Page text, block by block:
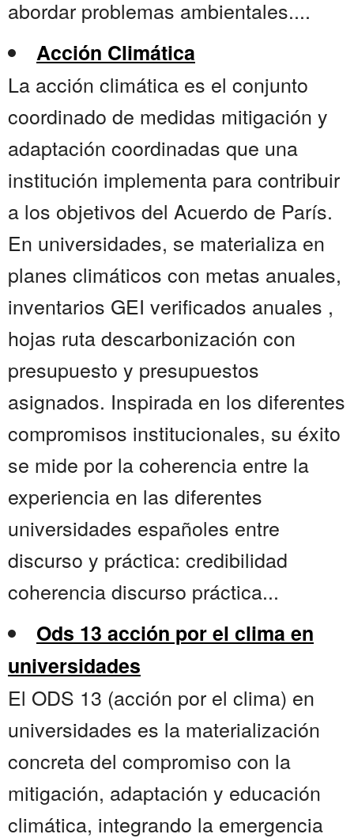
abordar problemas ambientales....
Acción Climática
La acción climática es el conjunto
coordinado de medidas mitigación y
adaptación coordinadas que una
institución implementa para contribuir
a los objetivos del Acuerdo de París.
En universidades, se materializa en
planes climáticos con metas anuales,
inventarios GEI verificados anuales ,
hojas ruta descarbonización con
presupuesto y presupuestos
asignados. Inspirada en los diferentes
compromisos institucionales, su éxito
se mide por la coherencia entre la
experiencia en las diferentes
universidades españoles entre
discurso y práctica: credibilidad
coherencia discurso práctica...
Ods 13 acción por el clima en
universidades
El ODS 13 (acción por el clima) en
universidades es la materialización
concreta del compromiso con la
mitigación, adaptación y educación
climática, integrando la emergencia